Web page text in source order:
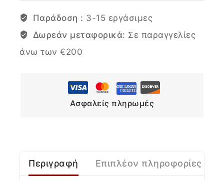
Παράδοση : 3-15 εργάσιμες
Δωρεάν μεταφορικά: Σε παραγγελίες
άνω των €200
Ασφαλείς πληρωμές
Περιγραφή Επιπλέον πληροφορίες